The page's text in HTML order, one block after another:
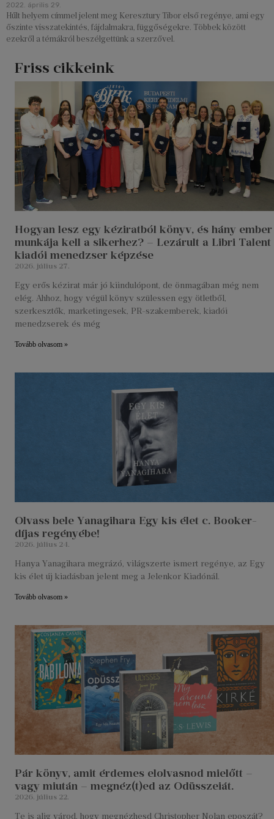
2022. április 29.
Hűlt helyem címmel jelent meg Keresztury Tibor első regénye, ami egy
őszinte visszatekintés, fájdalmakra, függőségekre. Többek között
ezekről a témákról beszélgettünk a szerzővel.
Friss cikkeink
Hogyan lesz egy kéziratból könyv, és hány ember
munkája kell a sikerhez? – Lezárult a Libri Talent
kiadói menedzser képzése
2026. július 27.
Egy erős kézirat már jó kiindulópont, de önmagában még nem
elég. Ahhoz, hogy végül könyv szülessen egy ötletből,
szerkesztők, marketingesek, PR-szakemberek, kiadói
menedzserek és még
Tovább olvasom »
Olvass bele Yanagihara Egy kis élet c. Booker-
díjas regényébe!
2026. július 24.
Hanya Yanagihara megrázó, világszerte ismert regénye, az Egy
kis élet új kiadásban jelent meg a Jelenkor Kiadónál.
Tovább olvasom »
Pár könyv, amit érdemes elolvasnod mielőtt –
vagy miután – megnéz(t)ed az Odüsszeiát.
2026. július 22.
Te is alig várod, hogy megnézhesd Christopher Nolan eposzát?